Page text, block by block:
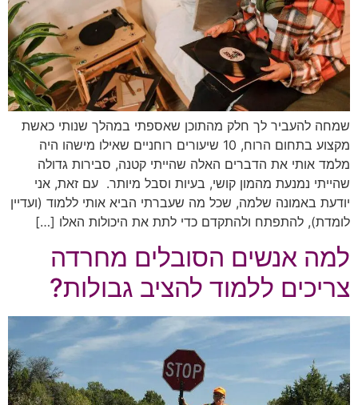
שמחה להעביר לך חלק מהתוכן שאספתי במהלך שנותי כאשת
מקצוע בתחום הרוח, 10 שיעורים רוחניים שאילו מישהו היה
מלמד אותי את הדברים האלה שהייתי קטנה, סבירות גדולה
שהייתי נמנעת מהמון קושי, בעיות וסבל מיותר. עם זאת, אני
יודעת באמונה שלמה, שכל מה שעברתי הביא אותי ללמוד (ועדיין
לומדת), להתפתח ולהתקדם כדי לתת את היכולות האלו […]
למה אנשים הסובלים מחרדה
צריכים ללמוד להציב גבולות?